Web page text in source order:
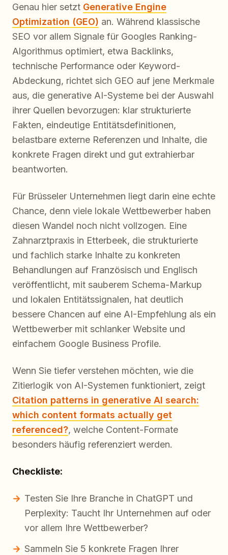
Genau hier setzt Generative Engine
Optimization (GEO) an. Während klassische
SEO vor allem Signale für Googles Ranking-
Algorithmus optimiert, etwa Backlinks,
technische Performance oder Keyword-
Abdeckung, richtet sich GEO auf jene Merkmale
aus, die generative AI-Systeme bei der Auswahl
ihrer Quellen bevorzugen: klar strukturierte
Fakten, eindeutige Entitätsdefinitionen,
belastbare externe Referenzen und Inhalte, die
konkrete Fragen direkt und gut extrahierbar
beantworten.
Für Brüsseler Unternehmen liegt darin eine echte
Chance, denn viele lokale Wettbewerber haben
diesen Wandel noch nicht vollzogen. Eine
Zahnarztpraxis in Etterbeek, die strukturierte
und fachlich starke Inhalte zu konkreten
Behandlungen auf Französisch und Englisch
veröffentlicht, mit sauberem Schema-Markup
und lokalen Entitätssignalen, hat deutlich
bessere Chancen auf eine AI-Empfehlung als ein
Wettbewerber mit schlanker Website und
einfachem Google Business Profile.
Wenn Sie tiefer verstehen möchten, wie die
Zitierlogik von AI-Systemen funktioniert, zeigt
Citation patterns in generative AI search:
which content formats actually get
referenced?, welche Content-Formate
besonders häufig referenziert werden.
Checkliste:
Testen Sie Ihre Branche in ChatGPT und
Perplexity: Taucht Ihr Unternehmen auf oder
vor allem Ihre Wettbewerber?
Sammeln Sie 5 konkrete Fragen Ihrer